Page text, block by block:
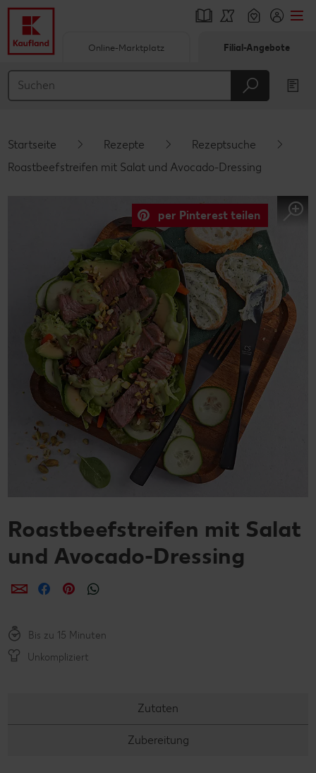
Hauptinhalt
Schwebender Seitenbereich
Online-Marktplatz Filial-Angebote
Startseite Rezepte
Rezeptsuche
Roastbeefstreifen mit Salat und Avocado-Dressing
per Pinterest teilen
Roastbeefstreifen mit Salat
und Avocado-Dressing
per E-Mail teilen
per Facebook teilen
per Pinterest teilen
Bis zu 15 Minuten
Unkompliziert
Zutaten
Zubereitung